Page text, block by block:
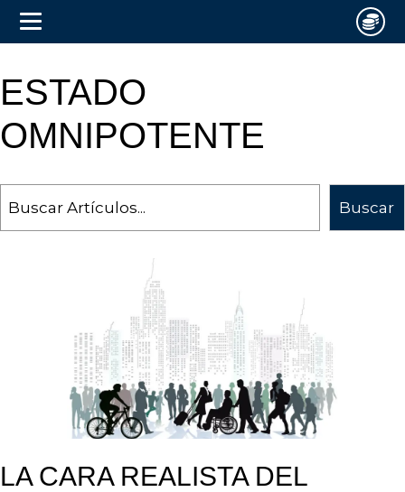
ESTADO
OMNIPOTENTE
Buscar
LA CARA REALISTA DEL